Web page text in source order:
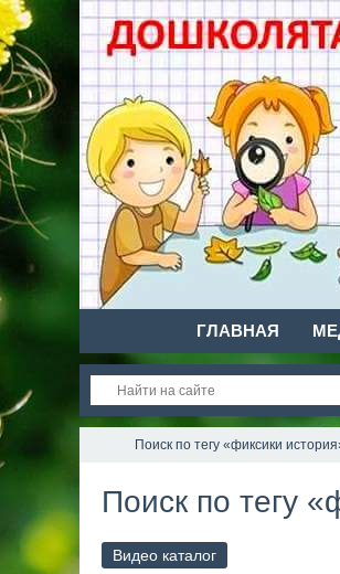
ГЛАВНАЯ
Поиск по тегу «фиксики
Поиск по тегу
Видео каталог